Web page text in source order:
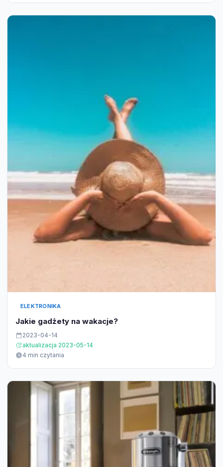
ELEKTRONIKA
Jakie gadżety na wakacje?
2023-04-14
aktualizacja 2023-05-14
4 min czytania